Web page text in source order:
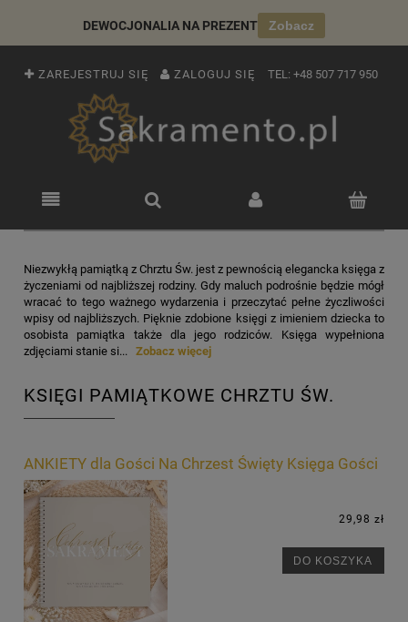
DEWOCJONALIA NA PREZENT Zobacz
ZAREJESTRUJ SIĘ ZALOGUJ SIĘ TEL: +48 507 717 950
Niezwykłą pamiątką z Chrztu Św. jest z pewnością elegancka księga z
życzeniami od najbliższej rodziny. Gdy maluch podrośnie będzie mógł
wracać to tego ważnego wydarzenia i przeczytać pełne życzliwości
wpisy od najbliższych. Pięknie zdobione księgi z imieniem dziecka to
osobista pamiątka także dla jego rodziców. Księga wypełniona
zdjęciami stanie si... Zobacz więcej
KSIĘGI PAMIĄTKOWE CHRZTU ŚW.
ANKIETY dla Gości Na Chrzest Święty Księga Gości
29,98 zł
DO KOSZYKA